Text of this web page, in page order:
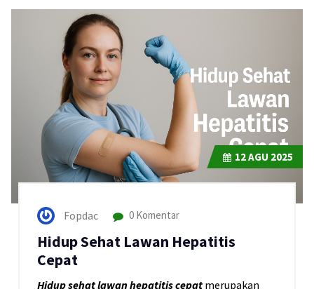
12AGU 2025
Fopdac 0 Komentar
Hidup Sehat Lawan Hepatitis
Cepat
Hidup sehat lawan hepatitis cepat merupakan